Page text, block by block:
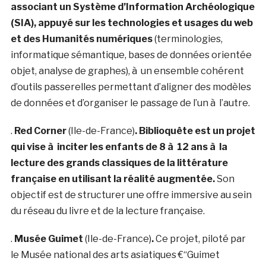
associant un Système d’Information Archéologique
(SIA), appuyé sur les technologies et usages du web
et des Humanités numériques(terminologies,
informatique sémantique, bases de données orientée
objet, analyse de graphes), à un ensemble cohérent
d’outils passerelles permettant d’aligner des modèles
de données et d’organiser le passage de l’un à l’autre.
. Red Corner(Ile-de-France). Biblioquête est un projet
qui vise à inciter les enfants de 8 à 12 ans à la
lecture des grands classiques de la littérature
française en utilisant la réalité augmentée.Son
objectif est de structurer une offre immersive au sein
du réseau du livre et de la lecture française.
. Musée Guimet (Ile-de-France).Ce projet, piloté par
le Musée national des arts asiatiques €“Guimet